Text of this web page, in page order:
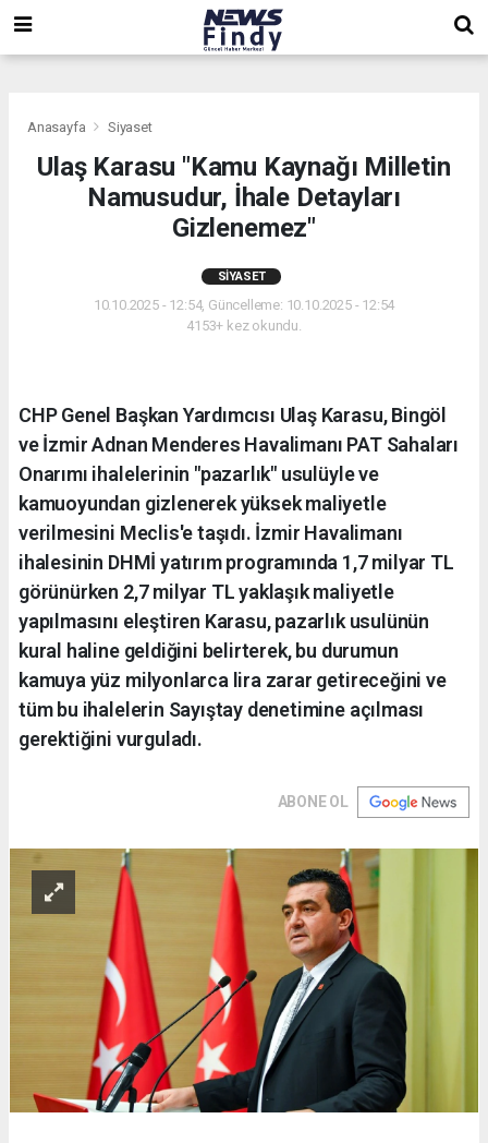
Anasayfa Siyaset
Ulaş Karasu "Kamu Kaynağı Milletin
Namusudur, İhale Detayları
Gizlenemez"
SIYASET
10.10.2025 - 12:54, Güncelleme: 10.10.2025 - 12:54
4153+ kez okundu.
CHP Genel Başkan Yardımcısı Ulaş Karasu, Bingöl
ve İzmir Adnan Menderes Havalimanı PAT Sahaları
Onarımı ihalelerinin "pazarlık" usulüyle ve
kamuoyundan gizlenerek yüksek maliyetle
verilmesini Meclis'e taşıdı. İzmir Havalimanı
ihalesinin DHMİ yatırım programında 1,7 milyar TL
görünürken 2,7 milyar TL yaklaşık maliyetle
yapılmasını eleştiren Karasu, pazarlık usulünün
kural haline geldiğini belirterek, bu durumun
kamuya yüz milyonlarca lira zarar getireceğini ve
tüm bu ihalelerin Sayıştay denetimine açılması
gerektiğini vurguladı.
ABONE OL